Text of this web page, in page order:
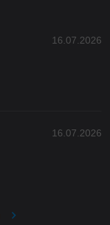
16.07.2026
16.07.2026